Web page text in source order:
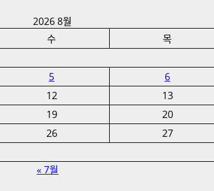
2026 8월
수 목
5 6
12 13
19 20
26 27
« 7월